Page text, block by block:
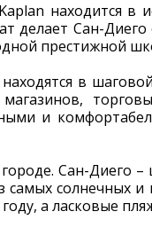
находится в
делает Сан-
престижной
в
магазинов,
и
Сан-Диего
самых солнечных и
а ласковые